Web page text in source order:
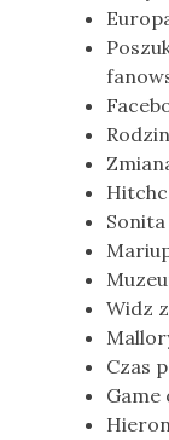
Sonita
Widz
Czas
Game